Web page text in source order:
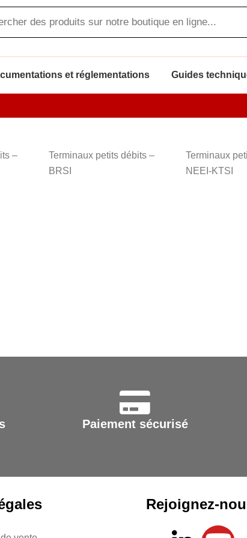
et réglementations Guides
–
Terminaux petits débits –
BRSI
Terminaux
NEEI-KTSI
Paiement sécurisé
Rejoignez-